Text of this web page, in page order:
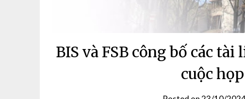
BIS và FSB công bố các
cuộc